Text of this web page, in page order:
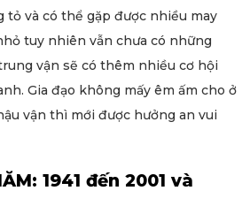
tỏ và có thể gặp được nhiều may
tuy nhiên vẫn chưa có những
vận sẽ có thêm nhiều cơ hội
Gia đạo không mấy êm ấm cho ở
vận thì mới được hưởng an vui
1941 đến 2001 và